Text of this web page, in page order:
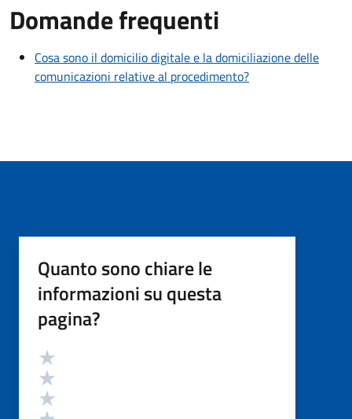
Domande frequenti
Cosa sono il domicilio digitale e la domiciliazione delle
comunicazioni relative al procedimento?
Quanto sono chiare le
informazioni su questa
pagina?
Valutazione